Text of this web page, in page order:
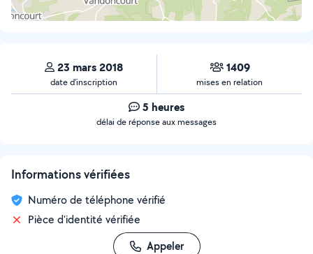
23 mars 2018
date d’inscription
1409
mises en relation
5 heures
délai de réponse aux messages
Informations vérifiées
Numéro de téléphone vérifié
Pièce d'identité vérifiée
Appeler